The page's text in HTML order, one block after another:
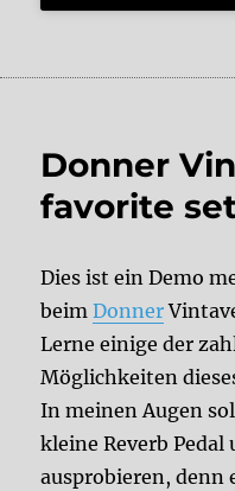
Donner
favorite
Dies ist ein Demo
beimDonner
Lerne einige der
Möglichkeiten
In meinen Augen
kleine Reverb
ausprobieren, denn